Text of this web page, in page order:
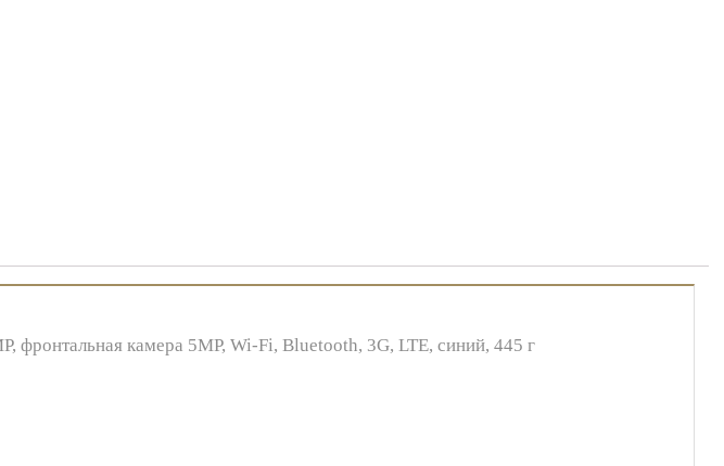
фронтальная камера 5MP, Wi-Fi, Bluetooth, 3G, LTE, синий, 445 г